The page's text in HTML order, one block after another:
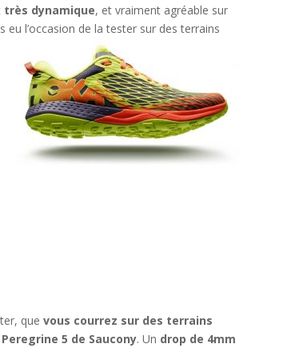
très dynamique, et vraiment agréable sur
eu l’occasion de la tester sur des terrains
que vous courrez sur des terrains
5 de Saucony. Un drop de 4mm